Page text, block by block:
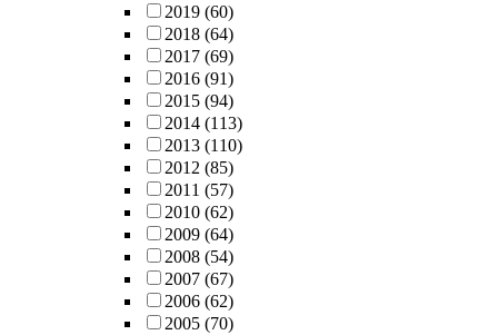
2019 (60)
2018 (64)
2017 (69)
2016 (91)
2015 (94)
2014 (113)
2013 (110)
2012 (85)
2011 (57)
2010 (62)
2009 (64)
2008 (54)
2007 (67)
2006 (62)
2005 (70)